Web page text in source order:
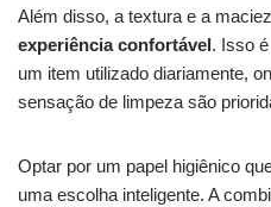
Além disso, a textura e a
experiência confortável. Isso
um item utilizado diariamente,
sensação de limpeza são
Optar por um papel higiênico
uma escolha inteligente. A